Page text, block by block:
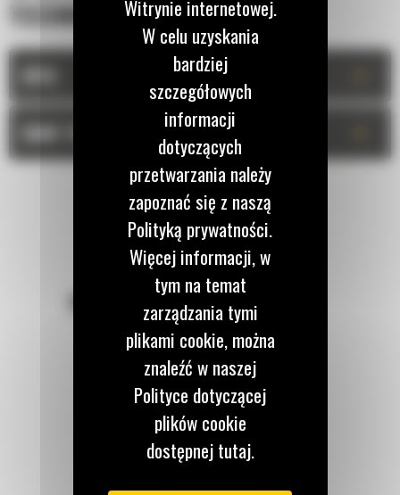
TECHNICZNA
OPIS
DANE TECHNICZNE
POZOSTAŃMY W KONTAKCIE
Zadzwoń do nas
122 100 122
Witrynie internetowej.
W celu uzyskania
bardziej
szczegółowych
informacji
dotyczących
przetwarzania należy
zapoznać się z naszą
Polityką prywatności.
Więcej informacji, w
tym na temat
zarządzania tymi
plikami cookie, można
znaleźć w naszej
Polityce dotyczącej
plików cookie
dostępnej tutaj.